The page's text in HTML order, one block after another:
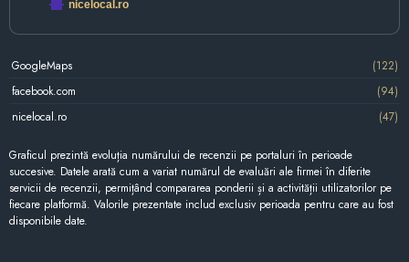
nicelocal.ro
GoogleMaps
(122)
facebook.com
(94)
nicelocal.ro
(47)
Graficul prezintă evoluția numărului de recenzii pe portaluri în perioade
succesive. Datele arată cum a variat numărul de evaluări ale firmei în diferite
servicii de recenzii, permițând compararea ponderii și a activității utilizatorilor pe
fiecare platformă. Valorile prezentate includ exclusiv perioada pentru care au fost
disponibile date.